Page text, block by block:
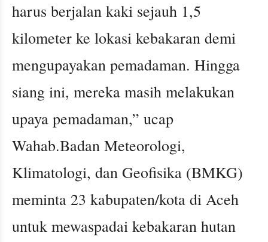
harus berjalan kaki sejauh 1,5
kilometer ke lokasi kebakaran demi
mengupayakan pemadaman. Hingga
siang ini, mereka masih melakukan
upaya pemadaman,” ucap
Wahab.Badan Meteorologi,
Klimatologi, dan Geofisika (BMKG)
meminta 23 kabupaten/kota di Aceh
untuk mewaspadai kebakaran hutan